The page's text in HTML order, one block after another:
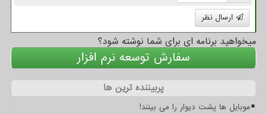
ارسال نظر
میخواهید برنامه ای برای شما نوشته شود؟
سفارش توسعه نرم افزار
پربیننده ترین ها
موبایل ها پشت دیوار را می بینند!